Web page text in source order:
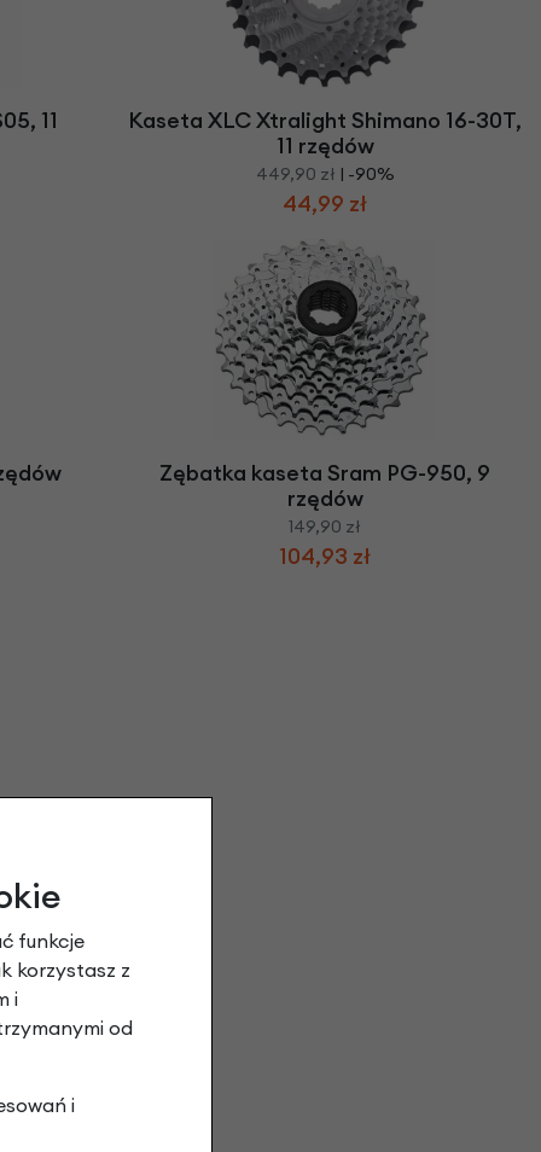
11
Kaseta XLC Xtralight Shimano 16-30T,
11 rzędów
449,90 zł | -90%
44,99 zł
Zębatka kaseta Sram PG-950, 9
rzędów
149,90 zł
104,93 zł
funkcje
korzystasz z
i
od
i